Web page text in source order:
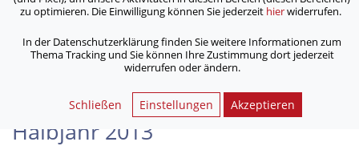
Dreizehn Einsätze für ASB bei Crash Kurs NRW im ersten
Crash Kurs NRW im ersten
Halbjahr 2013
zu optimieren. Die Einwilligung können Sie jederzeit hierwiderrufen.
In der Datenschutzerklärung finden Sie weitere Informationen zum
Thema Tracking und Sie können Ihre Zustimmung dort jederzeit
widerrufen oder ändern.
Schließen Einstellungen Akzeptieren